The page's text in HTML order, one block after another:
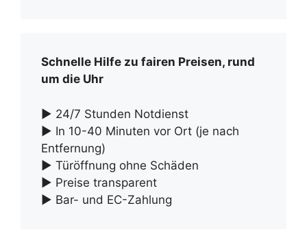
Schnelle Hilfe zu fairen Preisen, rund
um die Uhr
► 24/7 Stunden Notdienst
► In 10-40 Minuten vor Ort (je nach
Entfernung)
► Türöffnung ohne Schäden
► Preise transparent
► Bar- und EC-Zahlung